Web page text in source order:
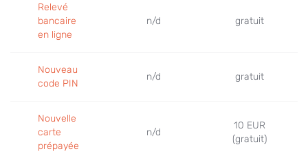
Relevé
bancaire
en ligne
n/d gratuit
Nouveau
code PIN
n/d gratuit
Nouvelle
carte
prépayée
n/d
10 EUR
(gratuit)